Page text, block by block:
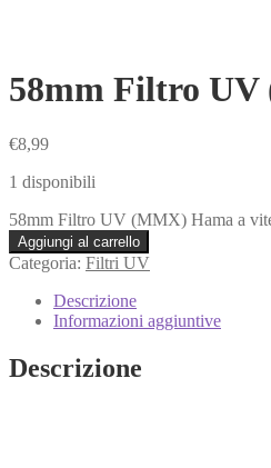
58mm Filtro
€8,99
1 disponibili
58mm Filtro UV (MMX) Hama a
Aggiungi al carrello
Categoria: Filtri UV
Descrizione
Informazioni aggiuntive
Descrizione